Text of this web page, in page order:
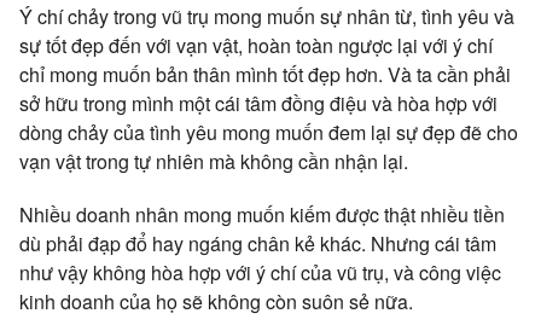
Ý chí chảy trong vũ trụ mong muốn sự nhân từ, tình yêu và
sự tốt đẹp đến với vạn vật, hoàn toàn ngược lại với ý chí
chỉ mong muốn bản thân mình tốt đẹp hơn. Và ta cần phải
sở hữu trong mình một cái tâm đồng điệu và hòa hợp với
dòng chảy của tình yêu mong muốn đem lại sự đẹp đẽ cho
vạn vật trong tự nhiên mà không cần nhận lại.
Nhiều doanh nhân mong muốn kiếm được thật nhiều tiền
dù phải đạp đổ hay ngáng chân kẻ khác. Nhưng cái tâm
như vậy không hòa hợp với ý chí của vũ trụ, và công việc
kinh doanh của họ sẽ không còn suôn sẻ nữa.